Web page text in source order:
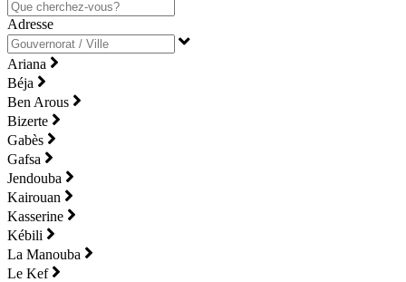
Adresse
Ariana
Béja
Ben Arous
Bizerte
Gabès
Gafsa
Jendouba
Kairouan
Kasserine
Kébili
La Manouba
Le Kef